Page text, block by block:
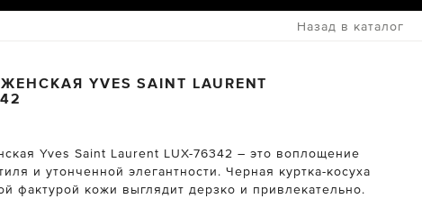
Назад в каталог
ЖЕНСКАЯ YVES SAINT LAURENT
Yves Saint Laurent LUX-76342 – это воплощение
и утонченной элегантности. Черная куртка-косуха
фактурой кожи выглядит дерзко и привлекательно.